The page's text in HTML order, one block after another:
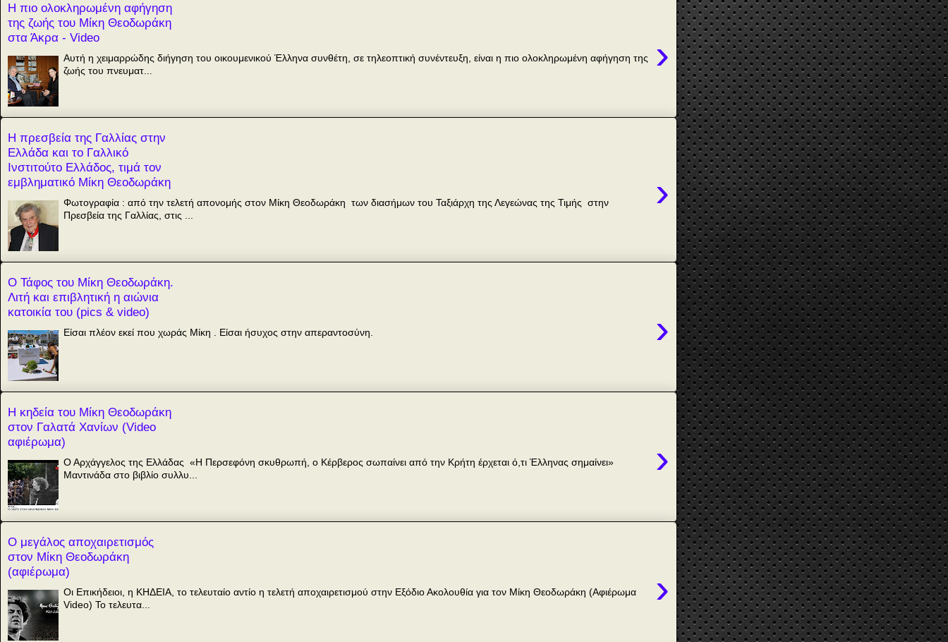
Η πιο ολοκληρωμένη αφήγηση
της ζωής του Μίκη Θεοδωράκη
στα Άκρα - Video
›
Αυτή η χειμαρρώδης διήγηση του οικουμενικού Έλληνα συνθέτη, σε τηλεοπτική συνέντευξη, είναι η πιο ολοκληρωμένη αφήγηση της
ζωής του πνευματ...
Η πρεσβεία της Γαλλίας στην
Ελλάδα και το Γαλλικό
Ινστιτούτο Ελλάδος, τιμά τον
εμβληματικό Μίκη Θεοδωράκη
›
Φωτογραφία : από την τελετή απονομής στον Μίκη Θεοδωράκη των διασήμων του Ταξιάρχη της Λεγεώνας της Τιμής στην
Πρεσβεία της Γαλλίας, στις ...
Ο Τάφος του Μίκη Θεοδωράκη.
Λιτή και επιβλητική η αιώνια
κατοικία του (pics & video)
›
Είσαι πλέον εκεί που χωράς Μίκη . Είσαι ήσυχος στην απεραντοσύνη.
H κηδεία του Μίκη Θεοδωράκη
στον Γαλατά Χανίων (Video
αφιέρωμα)
›
Ο Αρχάγγελος της Ελλάδας «Η Περσεφόνη σκυθρωπή, ο Κέρβερος σωπαίνει από την Κρήτη έρχεται ό,τι Έλληνας σημαίνει»
Μαντινάδα στο βιβλίο συλλυ...
Ο μεγάλος αποχαιρετισμός
στον Μίκη Θεοδωράκη
(αφιέρωμα)
›
Οι Επικήδειοι, η ΚΗΔΕΙΑ, το τελευταίο αντίο η τελετή αποχαιρετισμού στην Εξόδιο Ακολουθία για τον Μίκη Θεοδωράκη (Αφιέρωμα
Video) Το τελευτα...